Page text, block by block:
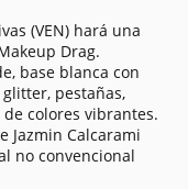
(VEN) hará una
Drag.
base blanca con
pestañas,
colores vibrantes.
Jazmin Calcarami
no convencional